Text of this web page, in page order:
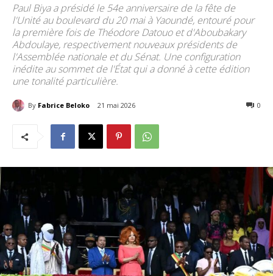
Paul Biya a présidé le 54e anniversaire de la fête de
l'Unité au boulevard du 20 mai à Yaoundé, entouré pour
la première fois de Théodore Datouo et d'Aboubakary
Abdoulaye, respectivement nouveaux présidents de
l'Assemblée nationale et du Sénat. Une configuration
inédite au sommet de l'État qui a donné à cette édition
une tonalité particulière.
By Fabrice Beloko 21 mai 2026 0